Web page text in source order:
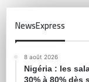
NewsExpress
8 août 2026
Nigéria : les
30% à 80% dès